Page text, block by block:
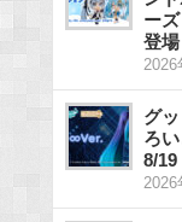
ー
登場
2026
グ
ろ
8/19
2026